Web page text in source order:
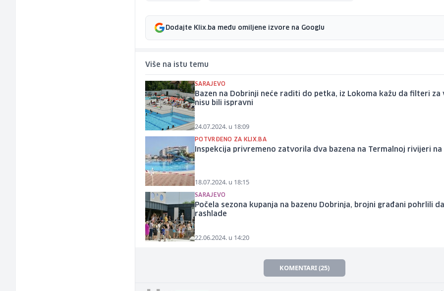
Dodajte Klix.ba među omiljene izvore na Googlu
Više na istu temu
SARAJEVO
Bazen na Dobrinji neće raditi do petka, iz Lokoma kažu da filteri za
nisu bili ispravni
24.07.2024. u 18:09
POTVRĐENO ZA KLIX.BA
Inspekcija privremeno zatvorila dva bazena na Termalnoj rivijeri na
18.07.2024. u 18:15
SARAJEVO
Počela sezona kupanja na bazenu Dobrinja, brojni građani pohrlili
rashlade
22.06.2024. u 14:20
KOMENTARI (25)